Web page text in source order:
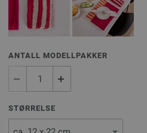
ANTALL MODELLPAKKER
STØRRELSE